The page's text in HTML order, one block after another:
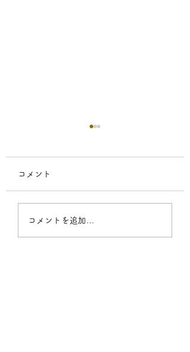
【お仕事】マガジン・
マガジンさん「いっし
コメント
コメントを追加…